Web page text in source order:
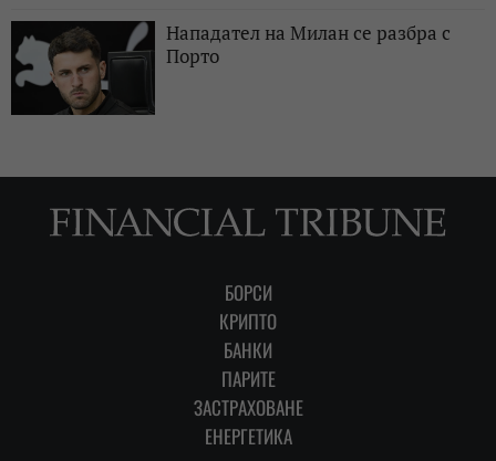
Нападател на Милан се разбра с
Порто
БОРСИ
КРИПТО
БАНКИ
ПАРИТЕ
ЗАСТРАХОВАНЕ
ЕНЕРГЕТИКА